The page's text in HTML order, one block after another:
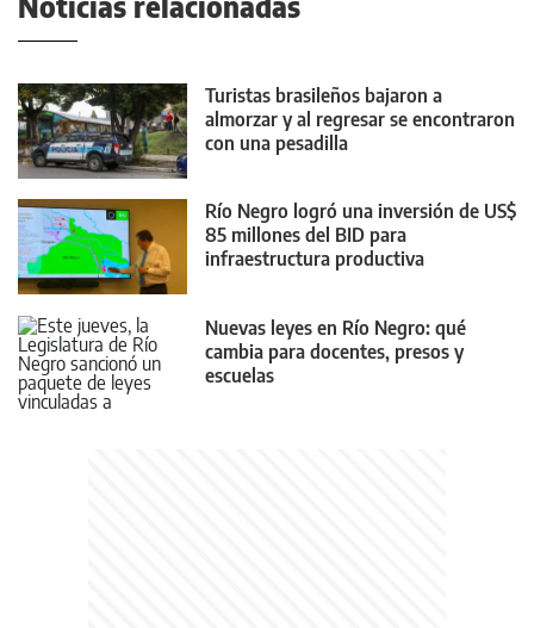
Turistas brasileños bajaron a
almorzar y al regresar se encontraron
con una pesadilla
Río Negro logró una inversión de US$
85 millones del BID para
infraestructura productiva
Nuevas leyes en Río Negro: qué
cambia para docentes, presos y
escuelas